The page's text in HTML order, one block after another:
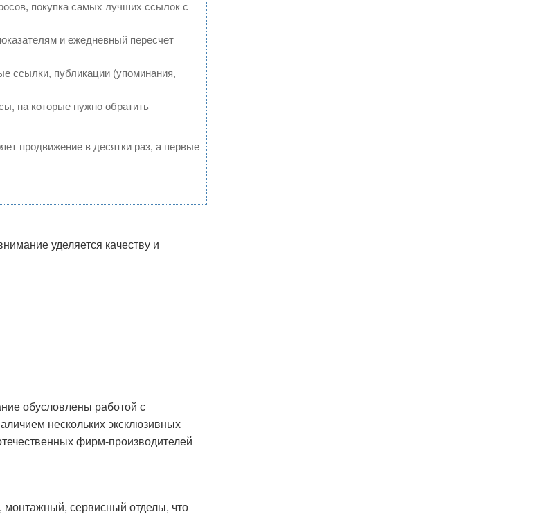
покупка самых лучших ссылок с
и ежедневный пересчет
ссылки, публикации (упоминания,
на которые нужно обратить
продвижение в десятки раз, а первые
уделяется качеству и
обусловлены работой с
нескольких эксклюзивных
фирм-производителей
монтажный, сервисный отделы, что